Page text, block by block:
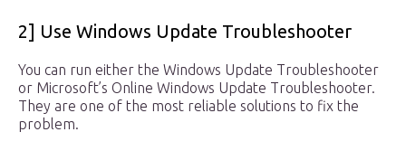
2] Use Windows Update Troubleshooter
You can run either the Windows Update Troubleshooter
or Microsoft’s Online Windows Update Troubleshooter.
They are one of the most reliable solutions to fix the
problem.